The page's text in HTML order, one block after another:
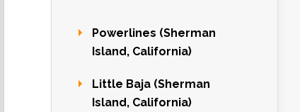
Powerlines (Sherman
Island, California)
Little Baja (Sherman
Island, California)